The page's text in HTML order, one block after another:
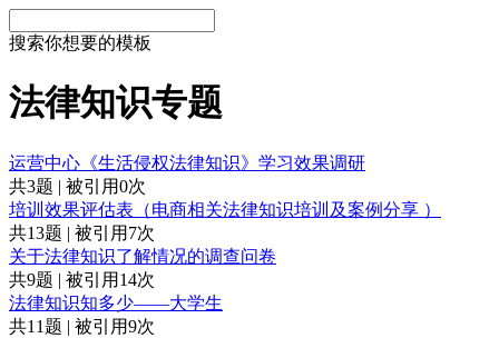
搜索你想要的模板
法律知识专题
运营中心《生活侵权法律知识》学习效果调研
共3题 | 被引用0次
培训效果评估表（电商相关法律知识培训及案例分享 ）
共13题 | 被引用7次
关于法律知识了解情况的调查问卷
共9题 | 被引用14次
法律知识知多少——大学生
共11题 | 被引用9次